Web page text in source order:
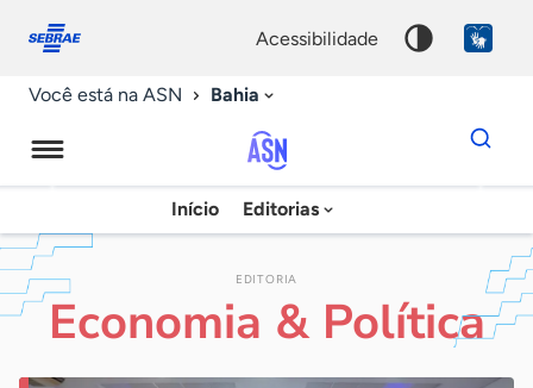
conosco
acessibilidade
Você está na ASN Bahia
Agência
Sebrae
de
Notícias
Início Editorias
Dados
para
chave
EDITORIA
Economia & Política